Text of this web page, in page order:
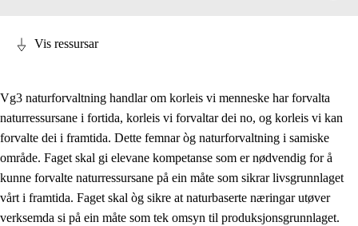
Fagrelevans og sentrale verdiar
Kjerneelement
Tverrfaglege tema
Grunnleggjande ferdigheiter
Vis ressursar
Vg3 naturforvaltning handlar om korleis vi menneske har forvalta
naturressursane i fortida, korleis vi forvaltar dei no, og korleis vi kan
forvalte dei i framtida. Dette femnar òg naturforvaltning i samiske
område. Faget skal gi elevane kompetanse som er nødvendig for å
kunne forvalte naturressursane på ein måte som sikrar livsgrunnlaget
vårt i framtida. Faget skal òg sikre at naturbaserte næringar utøver
verksemda si på ein måte som tek omsyn til produksjonsgrunnlaget.